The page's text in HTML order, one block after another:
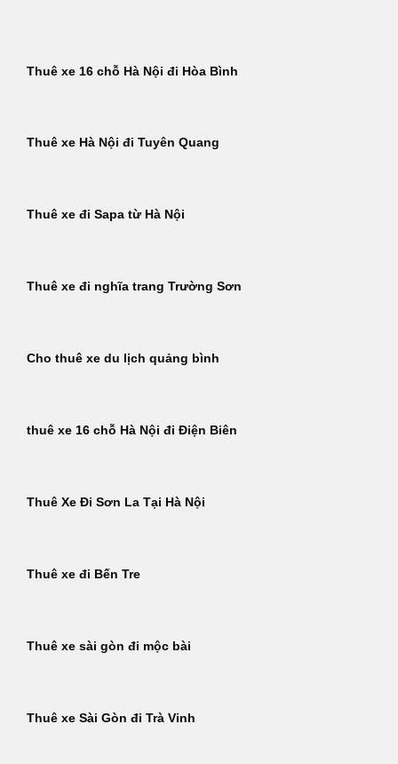
dungThuê xe 16 chỗ Hà Nội đi Hòa Bình
Thuê xe Hà Nội đi Tuyên Quang
Thuê xe đi Sapa từ Hà Nội
Thuê xe đi nghĩa trang Trường Sơn
Cho thuê xe du lịch quảng bình
thuê xe 16 chỗ Hà Nội đi Điện Biên
Thuê Xe Đi Sơn La Tại Hà Nội
Thuê xe đi Bến Tre
Thuê xe sài gòn đi mộc bài
Thuê xe Sài Gòn đi Trà Vinh